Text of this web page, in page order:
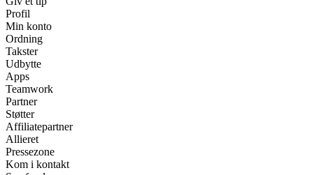
Profil
Min konto
Ordning
Takster
Udbytte
Apps
Teamwork
Partner
Støtter
Affiliatepartner
Allieret
Pressezone
Kom i kontakt